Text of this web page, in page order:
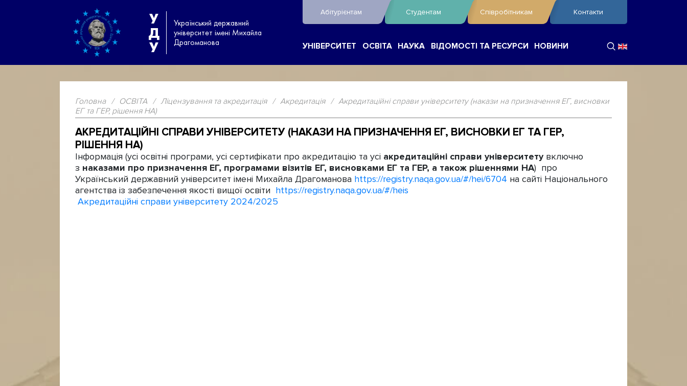
У
Д
У
Український державний
університет імені Михайла
Драгоманова
Абітурієнтам Студентам Співробітникам Контакти
УНІВЕРСИТЕТ ОСВІТА НАУКА ВІДОМОСТІ ТА РЕСУРСИ НОВИНИ
Головна / ОСВІТА / Ліцензування та акредитація / Акредитація / Акредитаційні справи університету (накази на призначення ЕГ, висновки
ЕГ та ГЕР, рішення НА)
АКРЕДИТАЦІЙНІ СПРАВИ УНІВЕРСИТЕТУ (НАКАЗИ НА ПРИЗНАЧЕННЯ ЕГ, ВИСНОВКИ ЕГ ТА ГЕР,
РІШЕННЯ НА)
Інформація (усі освітні програми, усі сертифікати про акредитацію та усі акредитаційні справи університетувключно
з наказами про призначення ЕГ, програмами візитів ЕГ, висновками ЕГ та ГЕР, а також рішеннями НА) про
Український державний університет імені Михайла Драгоманова https://registry.naqa.gov.ua/#/hei/6704 на сайті Національного
агентства із забезпечення якості вищої освіти https://registry.naqa.gov.ua/#/heis
Акредитаційні справи університету 2024/2025